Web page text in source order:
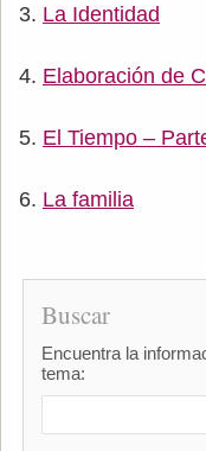
La Identidad
Elaboración de
El Tiempo –
La familia
Buscar
Encuentra la
tema: